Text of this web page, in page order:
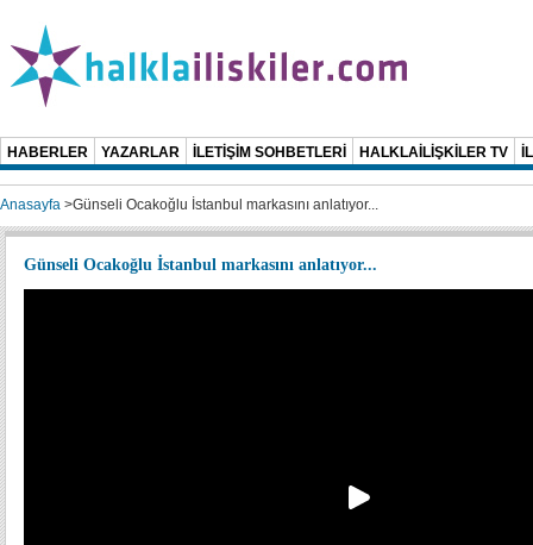
HABERLER YAZARLAR İLETİŞİM SOHBETLERİ HALKLAİLİŞKİLER TV
Anasayfa >Günseli Ocakoğlu İstanbul markasını anlatıyor...
Günseli Ocakoğlu İstanbul markasını anlatıyor...